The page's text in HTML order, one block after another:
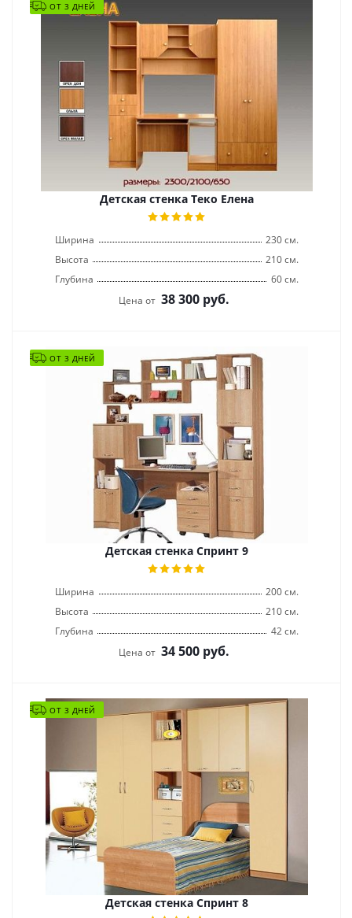
ОТ 3 ДНЕЙ
Детская стенка Теко Елена
Ширина
230 см.
Высота
210 см.
Глубина
60 см.
Цена от 38 300 руб.
ОТ 3 ДНЕЙ
Детская стенка Спринт 9
Ширина
200 см.
Высота
210 см.
Глубина
42 см.
Цена от 34 500 руб.
ОТ 3 ДНЕЙ
Детская стенка Спринт 8